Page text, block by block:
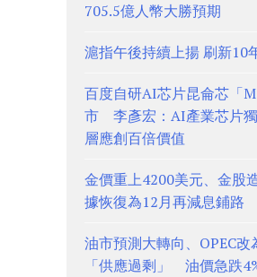
705.5億人幣大勝預期
滬指午後持續上揚 刷新10
百度自研AI芯片昆侖芯「
市 李彥宏：AI產業芯片
層應創百倍價值
金價重上4200美元、金
據恢復為12月再減息鋪路
油市預測大轉向、OPEC
「供應過剩」 油價急跌